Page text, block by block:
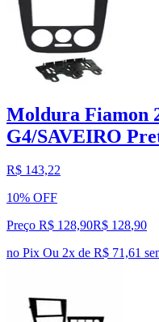
Moldura Fiamon
G4/SAVEIRO
R$ 143,22
10% OFF
Preço R$ 128,90R$ 128,90
no Pix Ou 2x de R$ 71,61